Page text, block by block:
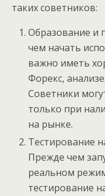
таких советников:
Образование и
чем начать
важно иметь
Форекс,
Советники
только при
на рынке.
Тестирование
Прежде чем
реальном
тестирование